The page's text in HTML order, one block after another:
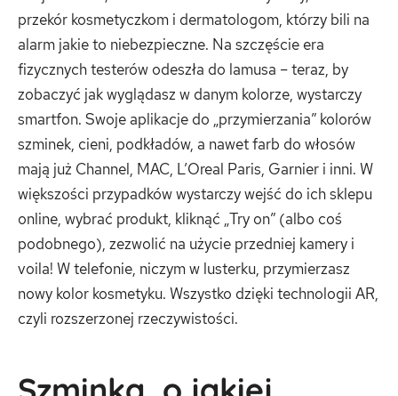
przekór kosmetyczkom i dermatologom, którzy bili na
alarm jakie to niebezpieczne. Na szczęście era
fizycznych testerów odeszła do lamusa – teraz, by
zobaczyć jak wyglądasz w danym kolorze, wystarczy
smartfon. Swoje aplikacje do „przymierzania” kolorów
szminek, cieni, podkładów, a nawet farb do włosów
mają już Channel, MAC, L’Oreal Paris, Garnier i inni. W
większości przypadków wystarczy wejść do ich sklepu
online, wybrać produkt, kliknąć „Try on” (albo coś
podobnego), zezwolić na użycie przedniej kamery i
voila! W telefonie, niczym w lusterku, przymierzasz
nowy kolor kosmetyku. Wszystko dzięki technologii AR,
czyli rozszerzonej rzeczywistości.